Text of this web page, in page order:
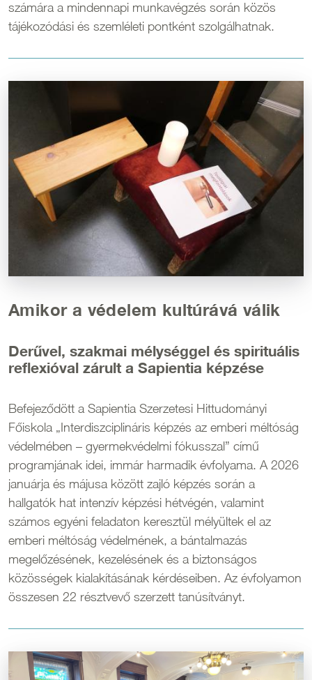
számára a mindennapi munkavégzés során közös
tájékozódási és szemléleti pontként szolgálhatnak.
Amikor a védelem kultúrává válik
Derűvel, szakmai mélységgel és spirituális
reflexióval zárult a Sapientia képzése
Befejeződött a Sapientia Szerzetesi Hittudományi
Főiskola „Interdiszciplináris képzés az emberi méltóság
védelmében – gyermekvédelmi fókusszal” című
programjának idei, immár harmadik évfolyama. A 2026
januárja és májusa között zajló képzés során a
hallgatók hat intenzív képzési hétvégén, valamint
számos egyéni feladaton keresztül mélyültek el az
emberi méltóság védelmének, a bántalmazás
megelőzésének, kezelésének és a biztonságos
közösségek kialakításának kérdéseiben. Az évfolyamon
összesen 22 résztvevő szerzett tanúsítványt.
Kép